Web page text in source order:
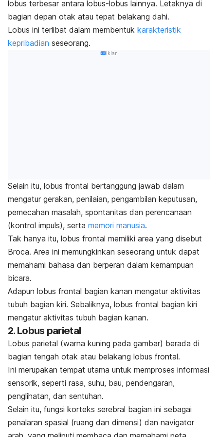
lobus terbesar antara lobus-lobus lainnya. Letaknya di
bagian depan otak atau tepat belakang dahi.
Lobus ini terlibat dalam membentuk karakteristik
kepribadian seseorang.
Iklan
Selain itu, lobus frontal bertanggung jawab dalam
mengatur gerakan, penilaian, pengambilan keputusan,
pemecahan masalah, spontanitas dan perencanaan
(kontrol impuls), serta memori manusia.
Tak hanya itu, lobus frontal memiliki area yang disebut
Broca. Area ini memungkinkan seseorang untuk dapat
memahami bahasa dan berperan dalam kemampuan
bicara.
Adapun lobus frontal bagian kanan mengatur aktivitas
tubuh bagian kiri. Sebaliknya, lobus frontal bagian kiri
mengatur aktivitas tubuh bagian kanan.
2. Lobus parietal
Lobus parietal (warna kuning pada gambar) berada di
bagian tengah otak atau belakang lobus frontal.
Ini merupakan tempat utama untuk memproses informasi
sensorik, seperti rasa, suhu, bau, pendengaran,
penglihatan, dan sentuhan.
Selain itu, fungsi korteks serebral bagian ini sebagai
penalaran spasial (ruang dan dimensi) dan navigator